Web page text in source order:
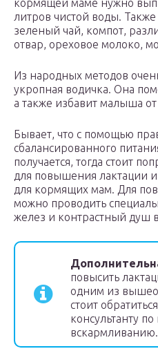
кормящей маме нужно
литров чистой воды.
зеленый чай, компот,
отвар, ореховое молоко,
Из народных методов
укропная водичка. Она
а также избавит малыша
Бывает, что с помощью
сбалансированного
получается, тогда стоит
для повышения лактации
для кормящих мам. Для
можно проводить
желез и контрастный душ
повысить
одним из
стоит
консультанту
вскармливанию.